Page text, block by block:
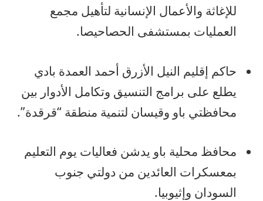
للإغاثة والأعمال الإنسانية لتأهيل مجمع
العمليات بمستشفى الحصاحيصا.
حاكم إقليم النيل الأزرق أحمد العمدة بادي
يطلع على برامج التنسيق وتكامل الأدوار بين
محافظتي باو وقيسان لتنمية منطقة “قرقدة”.
محافظ محلية باو يدشن فعاليات يوم التعليم
بمعسكرات العائدين من دولتي جنوب
السودان وإثيوبيا.